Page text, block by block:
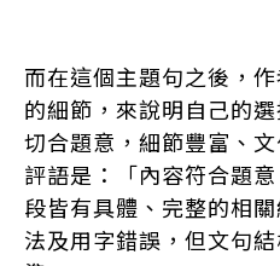
而在這個主題句之後，
的細節，來說明自己的
切合題意，細節豐富、
評語是：「內容符合題
段皆有具體、完整的相
法及用字錯誤，但文句